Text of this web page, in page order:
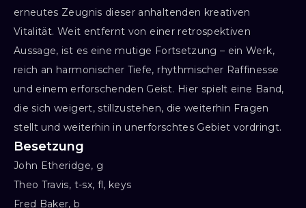
erneutes Zeugnis dieser anhaltenden kreativen
Vitalität. Weit entfernt von einer retrospektiven
Aussage, ist es eine mutige Fortsetzung – ein Werk,
reich an harmonischer Tiefe, rhythmischer Raffinesse
und einem erforschenden Geist. Hier spielt eine Band,
die sich weigert, stillzustehen, die weiterhin Fragen
stellt und weiterhin in unerforschtes Gebiet vordringt.
Besetzung
John Etheridge, g
Theo Travis, t-sx, fl, keys
Fred Baker, b